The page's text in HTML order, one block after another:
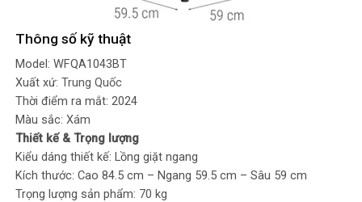
Thông số kỹ thuật
Model: WFQA1043BT
Xuất xứ: Trung Quốc
Thời điểm ra mắt: 2024
Màu sắc: Xám
Thiết kế & Trọng lượng
Kiểu dáng thiết kế: Lồng giặt ngang
Kích thước: Cao 84.5 cm – Ngang 59.5 cm – Sâu 59 cm
Trọng lượng sản phẩm: 70 kg